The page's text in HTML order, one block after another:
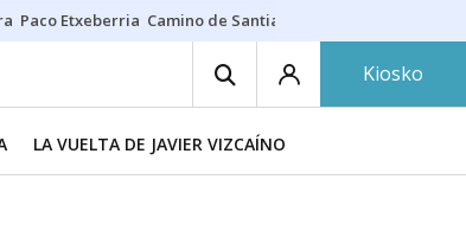
Paco Etxeberria Camino de Santiago
Kiosko
LA VUELTA DE JAVIER VIZCAÍNO